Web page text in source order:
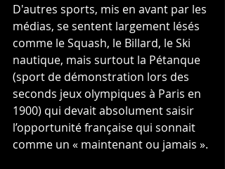
D'autres sports, mis en avant par les
médias, se sentent largement lésés
comme le Squash, le Billard, le Ski
nautique, mais surtout la Pétanque
(sport de démonstration lors des
seconds jeux olympiques à Paris en
1900) qui devait absolument saisir
l’opportunité française qui sonnait
comme un « maintenant ou jamais ».